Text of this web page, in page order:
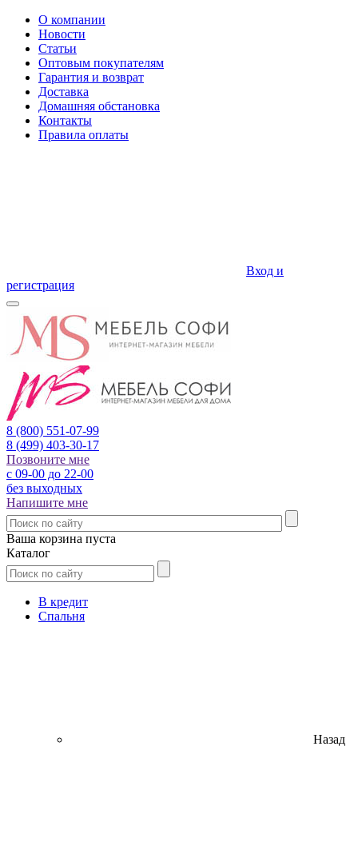
О компании
Новости
Статьи
Оптовым покупателям
Гарантия и возврат
Доставка
Домашняя обстановка
Контакты
Правила оплаты
Вход и
регистрация
8 (800) 551-07-99
8 (499) 403-30-17
Позвоните мне
с 09-00 до 22-00
без выходных
Напишите мне
Ваша корзина пуста
Каталог
В кредит
Спальня
Назад